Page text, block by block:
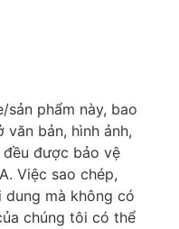
phẩm này, bao
bản, hình ảnh,
được bảo vệ
Việc sao chép,
dung mà không có
chúng tôi có thể